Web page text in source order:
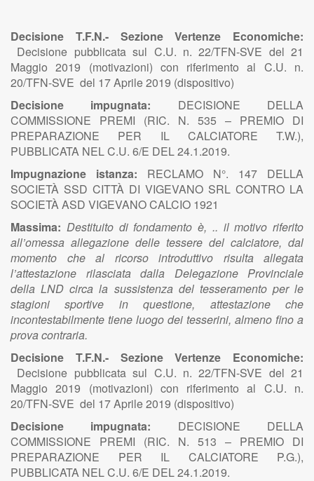
Decisione T.F.N.- Sezione Vertenze Economiche:
Decisione pubblicata sul C.U. n. 22/TFN-SVE del 21
Maggio 2019 (motivazioni) con riferimento al C.U. n.
20/TFN-SVE del 17 Aprile 2019 (dispositivo)
Decisione impugnata: DECISIONE DELLA
COMMISSIONE PREMI (RIC. N. 535 – PREMIO DI
PREPARAZIONE PER IL CALCIATORE T.W.),
PUBBLICATA NEL C.U. 6/E DEL 24.1.2019.
Impugnazione istanza: RECLAMO N°. 147 DELLA
SOCIETÀ SSD CITTÀ DI VIGEVANO SRL CONTRO LA
SOCIETÀ ASD VIGEVANO CALCIO 1921
Massima: Destituito di fondamento è, .. il motivo riferito
all’omessa allegazione delle tessere del calciatore, dal
momento che al ricorso introduttivo risulta allegata
l’attestazione rilasciata dalla Delegazione Provinciale
della LND circa la sussistenza del tesseramento per le
stagioni sportive in questione, attestazione che
incontestabilmente tiene luogo dei tesserini, almeno fino a
prova contraria.
Decisione T.F.N.- Sezione Vertenze Economiche:
Decisione pubblicata sul C.U. n. 22/TFN-SVE del 21
Maggio 2019 (motivazioni) con riferimento al C.U. n.
20/TFN-SVE del 17 Aprile 2019 (dispositivo)
Decisione impugnata: DECISIONE DELLA
COMMISSIONE PREMI (RIC. N. 513 – PREMIO DI
PREPARAZIONE PER IL CALCIATORE P.G.),
PUBBLICATA NEL C.U. 6/E DEL 24.1.2019.